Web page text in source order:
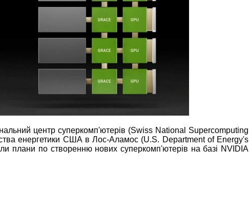
центр суперкомп'ютерів (Swiss National Supercomputing
енергетики США в Лос-Аламос (U.S. Department of Energy's
плани по створенню нових суперкомп'ютерів на базі NVIDIA